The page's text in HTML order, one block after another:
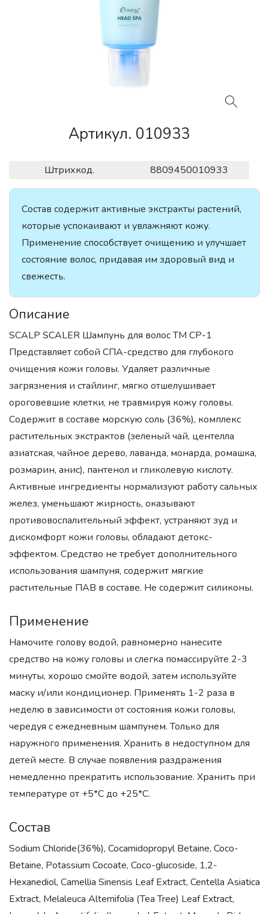
Артикул. 010933
Штрихкод. 8809450010933
Состав содержит активные экстракты растений,
которые успокаивают и увлажняют кожу.
Применение способствует очищению и улучшает
состояние волос, придавая им здоровый вид и
свежесть.
Описание
SCALP SCALER Шампунь для волос ТМ СР-1
Представляет собой СПА-средство для глубокого
очищения кожи головы. Удаляет различные
загрязнения и стайлинг, мягко отшелушивает
ороговевшие клетки, не травмируя кожу головы.
Содержит в составе морскую соль (36%), комплекс
растительных экстрактов (зеленый чай, центелла
азиатская, чайное дерево, лаванда, монарда, ромашка,
розмарин, анис), пантенол и гликолевую кислоту.
Активные ингредиенты нормализуют работу сальных
желез, уменьшают жирность, оказывают
противовоспалительный эффект, устраняют зуд и
дискомфорт кожи головы, обладают детокс-
эффектом. Средство не требует дополнительного
использования шампуня, содержит мягкие
растительные ПАВ в составе. Не содержит силиконы.
Применение
Намочите голову водой, равномерно нанесите
средство на кожу головы и слегка помассируйте 2-3
минуты, хорошо смойте водой, затем используйте
маску и/или кондиционер. Применять 1-2 раза в
неделю в зависимости от состояния кожи головы,
чередуя с ежедневным шампунем. Только для
наружного применения. Хранить в недоступном для
детей месте. В случае появления раздражения
немедленно прекратить использование. Хранить при
температуре от +5*С до +25*С.
Состав
Sodium Chloride(36%), Cocamidopropyl Betaine, Coco-
Betaine, Potassium Cocoate, Coco-glucoside, 1,2-
Hexanediol, Camellia Sinensis Leaf Extract, Centella Asiatica
Extract, Melaleuca Alternifolia (Tea Tree) Leaf Extract,